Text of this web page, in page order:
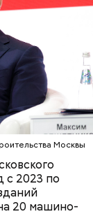
Москвы
с 2023 по
20 машино-
Мастер
мимоз в
было
работал
в доме №
Они сразу
что оба на
сад —
искусства.
провести